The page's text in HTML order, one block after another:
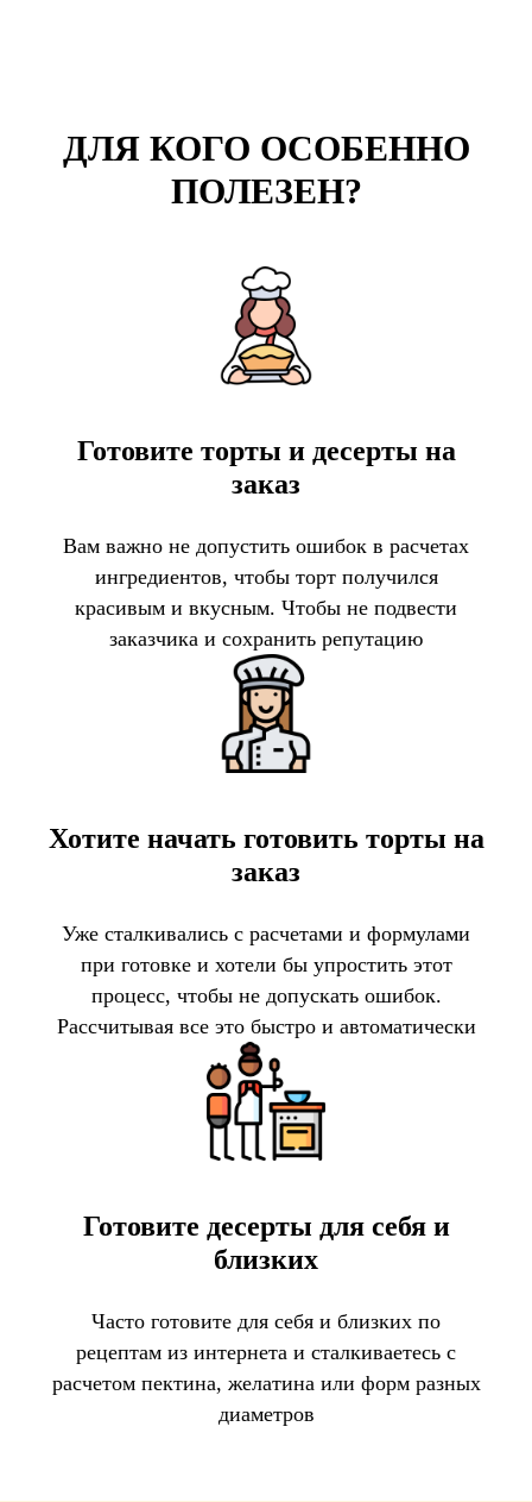
ДЛЯ КОГО ОСОБЕННО
ПОЛЕЗЕН?
Готовите торты и десерты на
заказ
Вам важно не допустить ошибок в расчетах
ингредиентов, чтобы торт получился
красивым и вкусным. Чтобы не подвести
заказчика и сохранить репутацию
Хотите начать готовить торты на
заказ
Уже сталкивались с расчетами и формулами
при готовке и хотели бы упростить этот
процесс, чтобы не допускать ошибок.
Рассчитывая все это быстро и автоматически
Готовите десерты для себя и
близких
Часто готовите для себя и близких по
рецептам из интернета и сталкиваетесь с
расчетом пектина, желатина или форм разных
диаметров